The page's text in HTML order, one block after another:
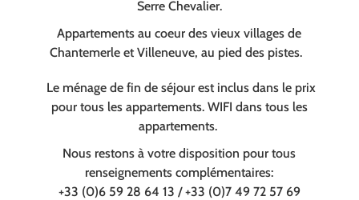
Serre Chevalier.
Appartements au coeur des vieux villages de
Chantemerle et Villeneuve, au pied des pistes.
Le ménage de fin de séjour est inclus dans le prix
pour tous les appartements. WIFI dans tous les
appartements.
Nous restons à votre disposition pour tous
renseignements complémentaires:
+33 (0)6 59 28 64 13 / +33 (0)7 49 72 57 69